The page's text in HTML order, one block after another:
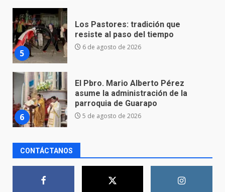
6
El Pbro. Mario Alberto Pérez
asume la administración de la
parroquia de Guarapo
5 de agosto de 2026
7
FORTALECE LA SEGURIDAD Y LA
LEGALIDAD CON LA
TRANSFERENCIA DE ARMAS DE
FUEGO A LA SECRETARÍA DE LA
8 de agosto de 2026
CONTÁCTANOS